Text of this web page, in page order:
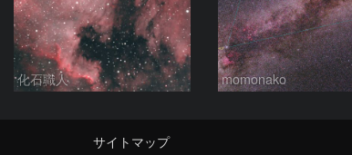
化石職人 momonako
サイトマップ